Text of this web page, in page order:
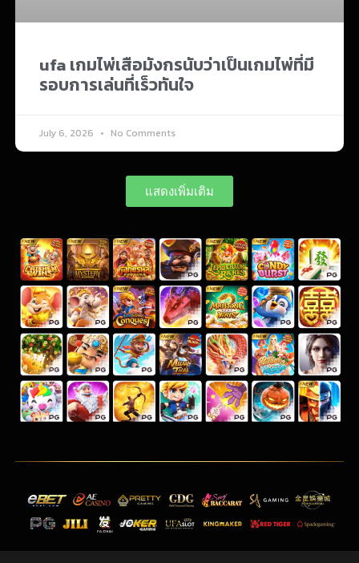
ufa เกมไพ่เสือมังกรนับว่าเป็นเกมไพ่ที่มี
รอบการเล่นที่เร็วทันใจ
July 6, 2026 No Comments
แสดงเพิ่มเติม